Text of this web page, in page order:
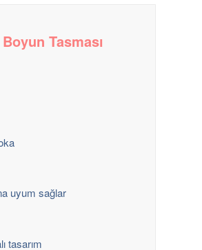
Tasması
uyum sağlar
tasarım